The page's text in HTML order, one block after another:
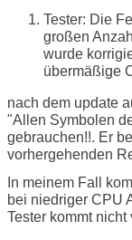
Tester: Die
großen
wurde
übermäßige
nach dem update
"Allen Symbolen
gebrauchen!!. Er
vorhergehenden
In meinem Fall
bei niedriger CPU
Tester kommt